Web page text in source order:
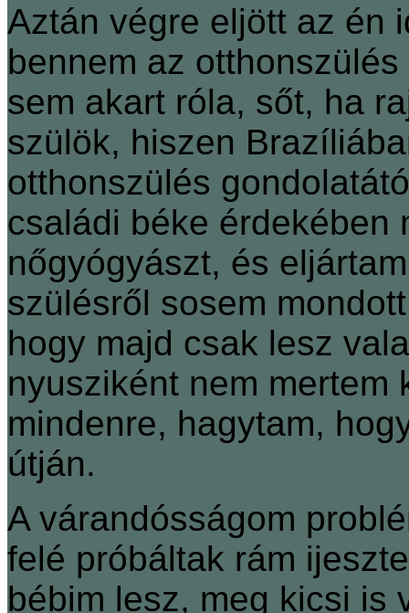
Aztán végre eljött az én
bennem az
sem akart róla, sőt, ha
szülök, hiszen
otthonszülés
családi béke érdekében
nőgyógyászt, és
szülésről sosem
hogy majd csak lesz
nyusziként nem mertem
mindenre, hagytam,
útján.
A várandósságom
felé próbáltak rám
bébim lesz, meg kicsi is